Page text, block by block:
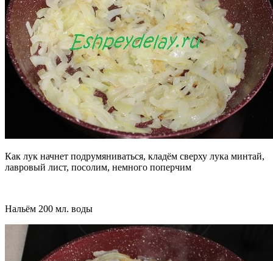
Как лук начнет подрумяниваться, кладём сверху лука минтай,
лавровый лист, посолим, немного поперчим
Нальём 200 мл. воды